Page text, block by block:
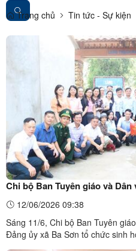
Trang chủ Tin tức - Sự kiện
Chi bộ Ban Tuyên giáo và
đề tại Khu Du kích Ba Sơn
12/06/2026 09:38
Sáng 11/6, Chi bộ Ban Tuyên
Đảng ủy xã Ba Sơn tổ chức sinh